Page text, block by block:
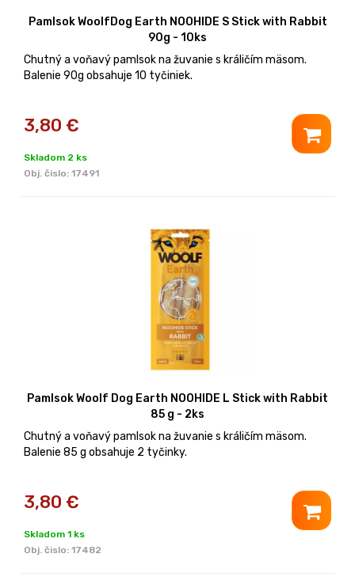
Pamlsok WoolfDog Earth NOOHIDE S Stick with Rabbit
90g - 10ks
Chutný a voňavý pamlsok na žuvanie s králičím mäsom.
Balenie 90g obsahuje 10 tyčiniek.
3,80 €
Skladom 2 ks
Obj. čislo: 17491
Pamlsok Woolf Dog Earth NOOHIDE L Stick with Rabbit
85 g - 2ks
Chutný a voňavý pamlsok na žuvanie s králičím mäsom.
Balenie 85 g obsahuje 2 tyčinky.
3,80 €
Skladom 1 ks
Obj. čislo: 17482